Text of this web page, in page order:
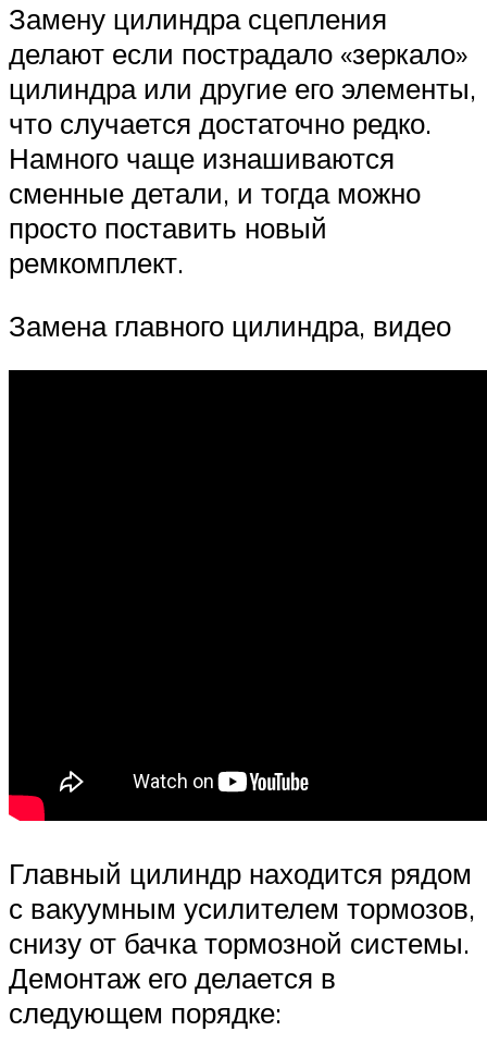
Замену цилиндра сцепления
делают если пострадало «зеркало»
цилиндра или другие его элементы,
что случается достаточно редко.
Намного чаще изнашиваются
сменные детали, и тогда можно
просто поставить новый
ремкомплект.
Замена главного цилиндра, видео
Главный цилиндр находится рядом
с вакуумным усилителем тормозов,
снизу от бачка тормозной системы.
Демонтаж его делается в
следующем порядке: